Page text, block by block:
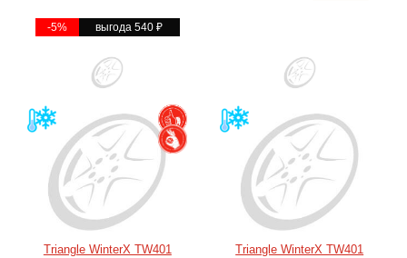
-5% выгода 540₽
Triangle WinterX TW401
Triangle WinterX TW401